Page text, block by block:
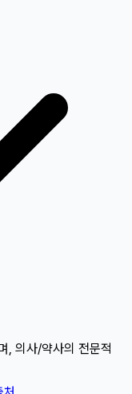
, 의사/약사의 전문적